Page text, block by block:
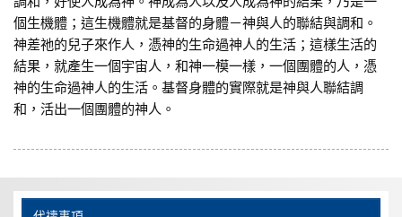
個生機體；這生機體就是基督的身體－神與人的聯結與調和。
神差祂的兒子來作人，憑神的生命過神人的生活；這樣生活的
結果，就產生一個宇宙人，和神一模一樣，一個團體的人，憑
神的生命過神人的生活。基督身體的實際就是神與人聯結調
和，活出一個團體的神人。